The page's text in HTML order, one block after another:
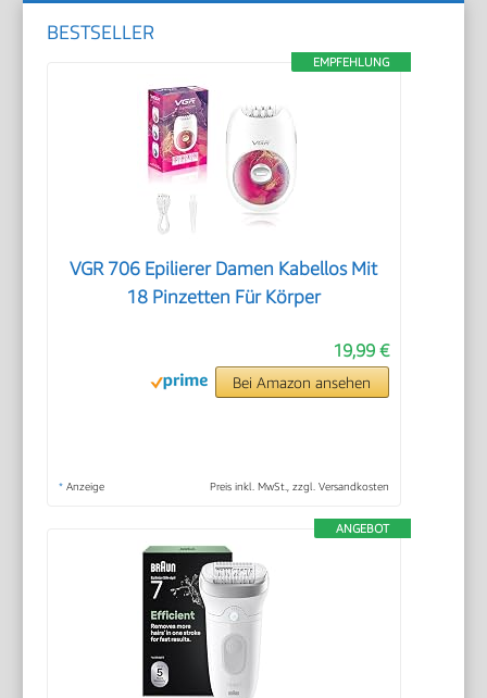
BESTSELLER
EMPFEHLUNG
VGR 706 Epilierer Damen Kabellos Mit
18 Pinzetten Für Körper
19,99 €
Bei Amazon ansehen
* Anzeige Preis inkl. MwSt., zzgl. Versandkosten
ANGEBOT